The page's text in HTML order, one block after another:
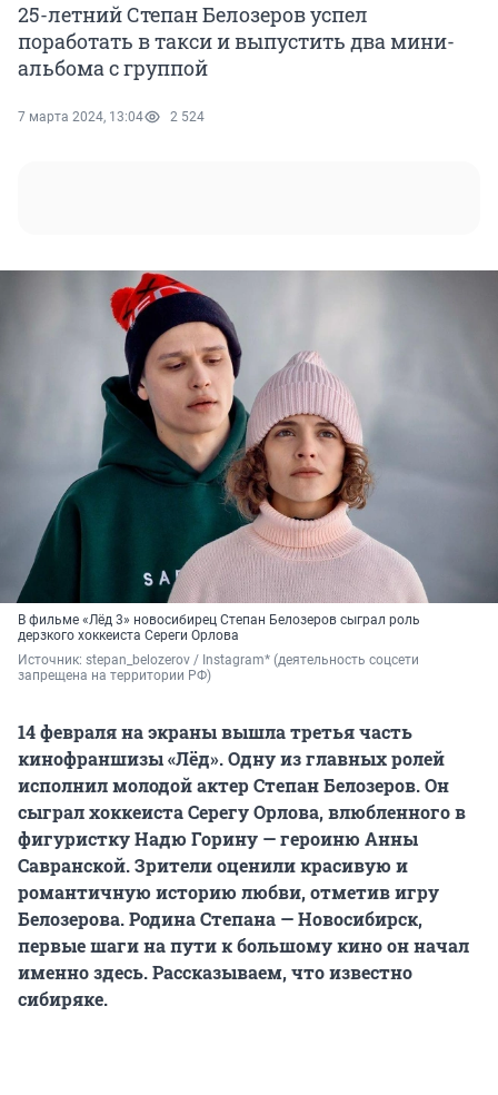
25-летний Степан Белозеров успел
поработать в такси и выпустить два мини-
альбома с группой
7 марта 2024, 13:04 2 524
В фильме «Лёд 3» новосибирец Степан Белозеров сыграл роль
дерзкого хоккеиста Сереги Орлова
Источник: stepan_belozerov / Instagram* (деятельность соцсети
запрещена на территории РФ)
14 февраля на экраны вышла третья часть
кинофраншизы «Лёд». Одну из главных ролей
исполнил молодой актер Степан Белозеров. Он
сыграл хоккеиста Серегу Орлова, влюбленного в
фигуристку Надю Горину — героиню Анны
Савранской. Зрители оценили красивую и
романтичную историю любви, отметив игру
Белозерова. Родина Степана — Новосибирск,
первые шаги на пути к большому кино он начал
именно здесь. Рассказываем, что известно
сибиряке.